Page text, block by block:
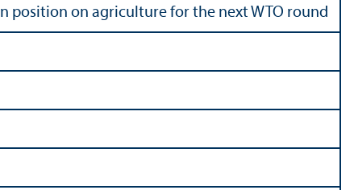
position on agriculture for the next WTO round